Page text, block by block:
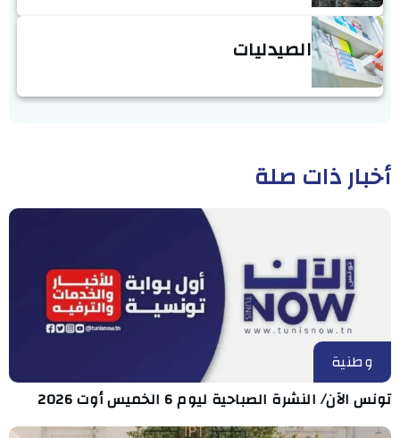
الصيدليات
أخبار ذات صلة
وطنية
تونس الآن/ النشرة الصباحية ليوم 6 الخميس أوت 2026